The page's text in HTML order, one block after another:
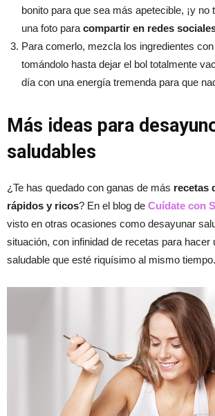
bonito para que sea más apetecible, ¡y no
una foto para compartir en redes
Para comerlo, mezcla los ingredientes
tomándolo hasta dejar el bol totalmente
día con una energía tremenda para que
Más ideas para
saludables
¿Te has quedado con ganas de más recetas
rápidos y ricos? En el blog de Cuídate con
visto en otras ocasiones como desayunar
situación, con infinidad de recetas para hacer
saludable que esté riquísimo al mismo tiempo.